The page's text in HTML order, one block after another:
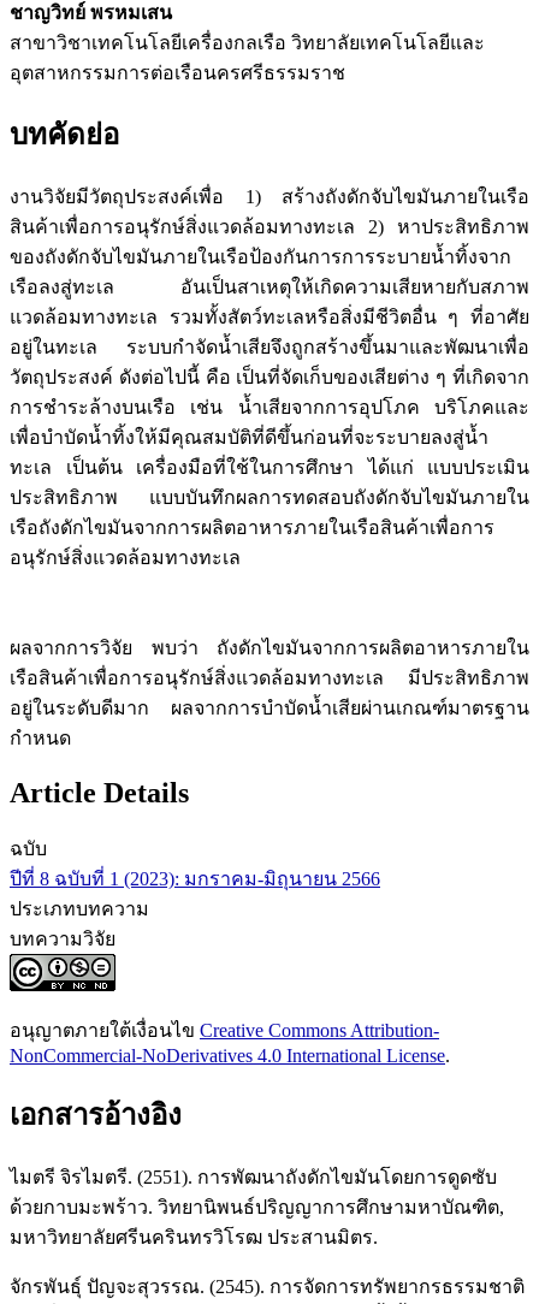
ชาญวิทย์ พรหมเสน
สาขาวิชาเทคโนโลยีเครื่องกลเรือ วิทยาลัยเทคโนโลยีและ
อุตสาหกรรมการต่อเรือนครศรีธรรมราช
บทคัดย่อ
งานวิจัยมีวัตถุประสงค์เพื่อ 1) สร้างถังดักจับไขมันภายในเรือ
สินค้าเพื่อการอนุรักษ์สิ่งแวดล้อมทางทะเล 2) หาประสิทธิภาพ
ของถังดักจับไขมันภายในเรือป้องกันการการระบายน้ำทิ้งจาก
เรือลงสู่ทะเล อันเป็นสาเหตุให้เกิดความเสียหายกับสภาพ
แวดล้อมทางทะเล รวมทั้งสัตว์ทะเลหรือสิ่งมีชีวิตอื่น ๆ ที่อาศัย
อยู่ในทะเล ระบบกำจัดน้ำเสียจึงถูกสร้างขึ้นมาและพัฒนาเพื่อ
วัตถุประสงค์ ดังต่อไปนี้ คือ เป็นที่จัดเก็บของเสียต่าง ๆ ที่เกิดจาก
การชำระล้างบนเรือ เช่น น้ำเสียจากการอุปโภค บริโภคและ
เพื่อบำบัดน้ำทิ้งให้มีคุณสมบัติที่ดีขึ้นก่อนที่จะระบายลงสู่น้ำ
ทะเล เป็นต้น เครื่องมือที่ใช้ในการศึกษา ได้แก่ แบบประเมิน
ประสิทธิภาพ แบบบันทึกผลการทดสอบถังดักจับไขมันภายใน
เรือถังดักไขมันจากการผลิตอาหารภายในเรือสินค้าเพื่อการ
อนุรักษ์สิ่งแวดล้อมทางทะเล
ผลจากการวิจัย พบว่า ถังดักไขมันจากการผลิตอาหารภายใน
เรือสินค้าเพื่อการอนุรักษ์สิ่งแวดล้อมทางทะเล มีประสิทธิภาพ
อยู่ในระดับดีมาก ผลจากการบำบัดน้ำเสียผ่านเกณฑ์มาตรฐาน
กำหนด
Article Details
ฉบับ
ปีที่ 8 ฉบับที่ 1 (2023): มกราคม-มิถุนายน 2566
ประเภทบทความ
บทความวิจัย
อนุญาตภายใต้เงื่อนไข Creative Commons Attribution-
NonCommercial-NoDerivatives 4.0 International License.
เอกสารอ้างอิง
ไมตรี จิรไมตรี. (2551). การพัฒนาถังดักไขมันโดยการดูดซับ
ด้วยกาบมะพร้าว. วิทยานิพนธ์ปริญญาการศึกษามหาบัณฑิต,
มหาวิทยาลัยศรีนครินทรวิโรฒ ประสานมิตร.
จักรพันธุ์ ปัญจะสุวรรณ. (2545). การจัดการทรัพยากรธรรมชาติ